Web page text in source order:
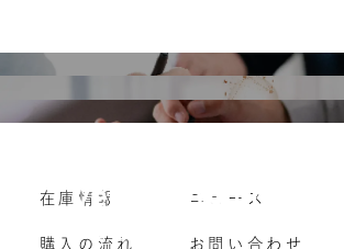
購入の流れ
よくいただくご質問
Vehicle purchase
車両買い取り
在庫情報
購入の流れ
ニュース
お問い合わせ